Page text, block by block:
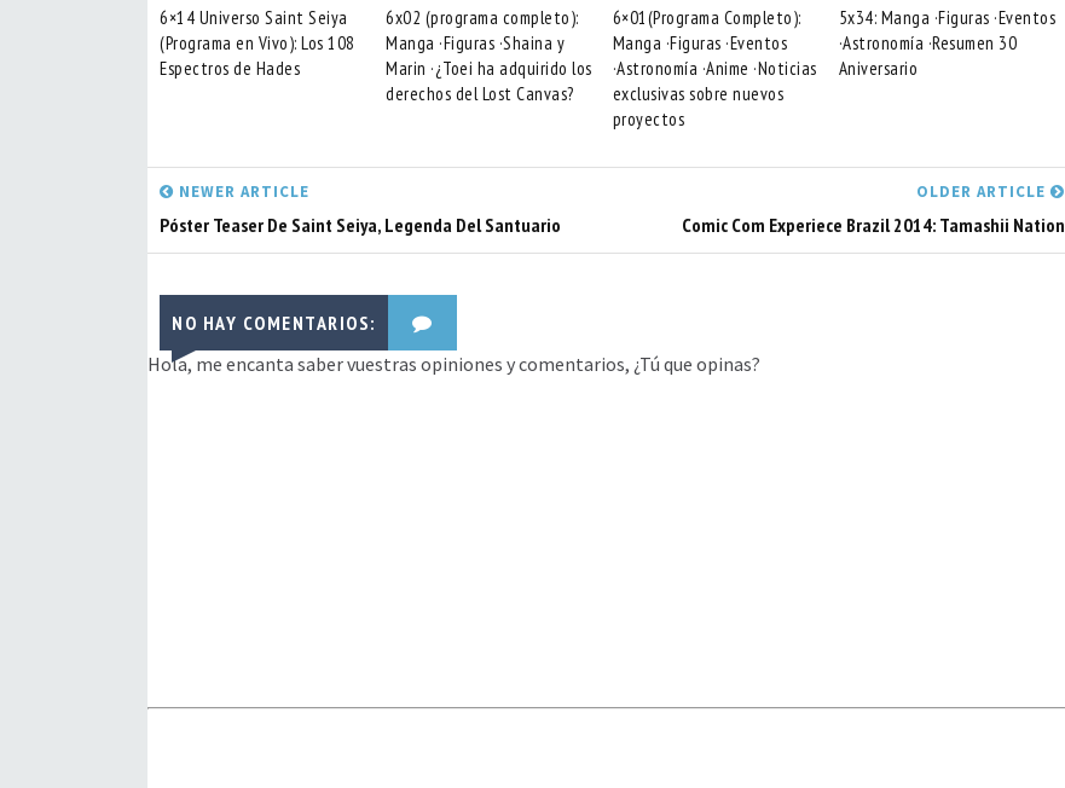
6×14 Universo Saint Seiya
(Programa en Vivo): Los 108
Espectros de Hades
6x02 (programa completo):
Manga ·Figuras ·Shaina y
Marin ·¿Toei ha adquirido los
derechos del Lost Canvas?
6×01(Programa Completo):
Manga ·Figuras ·Eventos
·Astronomía ·Anime ·Noticias
exclusivas sobre nuevos
proyectos
5x34: Manga ·Figuras ·Eventos
·Astronomía ·Resumen 30
Aniversario
NEWER ARTICLE
Póster Teaser De Saint Seiya, Legenda Del Santuario
OLDER ARTICLE
Comic Com Experiece Brazil 2014: Tamashii Nation
NO HAY COMENTARIOS:
Hola, me encanta saber vuestras opiniones y comentarios, ¿Tú que opinas?